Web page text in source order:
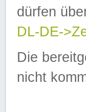
dürfen
DL-DE-
Die
nicht